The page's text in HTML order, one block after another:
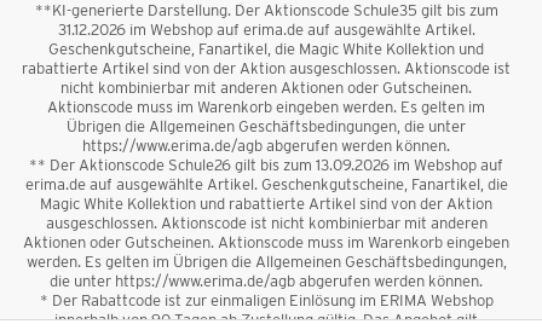
**KI-generierte Darstellung. Der Aktionscode Schule35 gilt bis zum
31.12.2026 im Webshop auf erima.de auf ausgewählte Artikel.
Geschenkgutscheine, Fanartikel, die Magic White Kollektion und
rabattierte Artikel sind von der Aktion ausgeschlossen. Aktionscode ist
nicht kombinierbar mit anderen Aktionen oder Gutscheinen.
Aktionscode muss im Warenkorb eingeben werden. Es gelten im
Übrigen die Allgemeinen Geschäftsbedingungen, die unter
https://www.erima.de/agb abgerufen werden können.
** Der Aktionscode Schule26 gilt bis zum 13.09.2026 im Webshop auf
erima.de auf ausgewählte Artikel. Geschenkgutscheine, Fanartikel, die
Magic White Kollektion und rabattierte Artikel sind von der Aktion
ausgeschlossen. Aktionscode ist nicht kombinierbar mit anderen
Aktionen oder Gutscheinen. Aktionscode muss im Warenkorb eingeben
werden. Es gelten im Übrigen die Allgemeinen Geschäftsbedingungen,
die unter https://www.erima.de/agb abgerufen werden können.
* Der Rabattcode ist zur einmaligen Einlösung im ERIMA Webshop
innerhalb von 90 Tagen ab Zustellung gültig. Das Angebot gilt